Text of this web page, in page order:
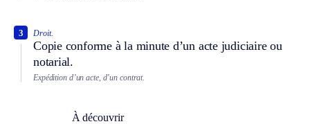
Droit.
Copie conforme à la minute d’un acte judiciaire ou
notarial.
3
Expédition d’un acte, d’un contrat.
À découvrir